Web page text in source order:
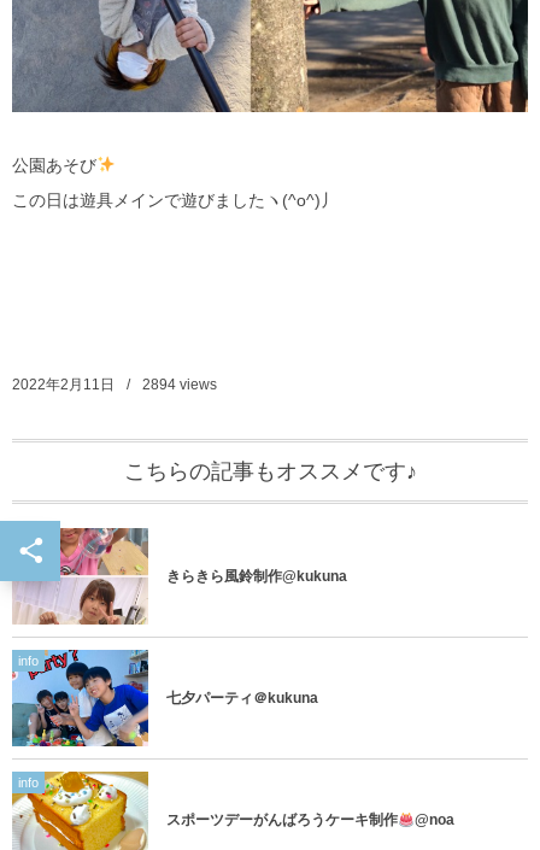
公園あそび
この日は遊具メインで遊びましたヽ(^o^)丿
2022年2月11日 2894 views
こちらの記事もオススメです♪
info
きらきら風鈴制作@kukuna
info
七夕パーティ＠kukuna
info
スポーツデーがんばろうケーキ制作 @noa